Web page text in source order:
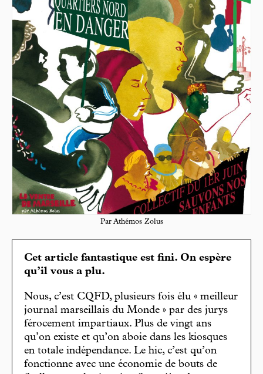
Par Athémos Zolus
Cet article fantastique est fini. On espère
qu’il vous a plu.
Nous, c’est CQFD, plusieurs fois élu « meilleur
journal marseillais du Monde » par des jurys
férocement impartiaux. Plus de vingt ans
qu’on existe et qu’on aboie dans les kiosques
en totale indépendance. Le hic, c’est qu’on
fonctionne avec une économie de bouts de